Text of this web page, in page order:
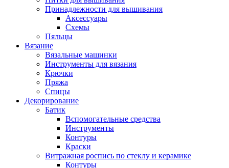
Принадлежности для вышивания
Аксессуары
Схемы
Пяльцы
Вязание
Вязальные машинки
Инструменты для вязания
Крючки
Пряжа
Спицы
Декорирование
Батик
Вспомогательные средства
Инструменты
Контуры
Краски
Витражная роспись по стеклу и керамике
Контуры